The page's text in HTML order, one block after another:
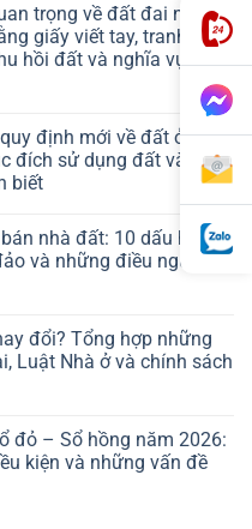
trọng về đất đai người
giấy viết tay, tranh chấp
hồi đất và nghĩa vụ tài
định mới về đất ở, đất
đích sử dụng đất và quy
biết
nhà đất: 10 dấu hiệu
và những điều người
đổi? Tổng hợp những
Luật Nhà ở và chính sách
đỏ – Sổ hồng năm 2026:
kiện và những vấn đề